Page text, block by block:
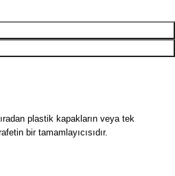
plastik kapakların veya tek
bir tamamlayıcısıdır.